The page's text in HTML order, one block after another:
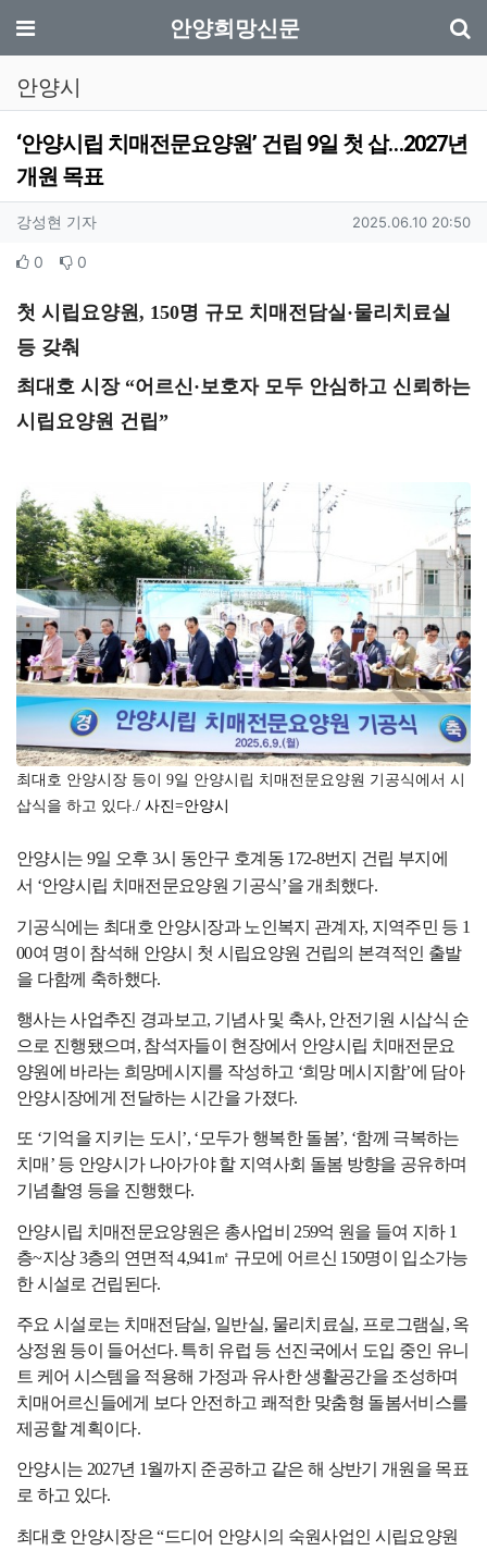
메뉴 안양희망신문
안양시
‘안양시립 치매전문요양원’ 건립 9일 첫 삽…2027년
개원 목표
작성자 정보
강성현 기자작성 작성일
2025.06.10 20:50
컨텐츠 정보
0 추천 0
본문
첫 시립요양원, 150명 규모 치매전담실·물리치료실
등 갖춰
최대호 시장 “어르신·보호자 모두 안심하고 신뢰하는
시립요양원 건립”
최대호 안양시장 등이 9일 안양시립 치매전문요양원 기공식에서 시
삽식을 하고 있다./ 사진=안양시
안양시는 9일 오후 3시 동안구 호계동 172-8번지 건립 부지에
서 ‘안양시립 치매전문요양원 기공식’을 개최했다.
기공식에는 최대호 안양시장과 노인복지 관계자, 지역주민 등 1
00여 명이 참석해 안양시 첫 시립요양원 건립의 본격적인 출발
을 다함께 축하했다.
행사는 사업추진 경과보고, 기념사 및 축사, 안전기원 시삽식 순
으로 진행됐으며 , 참석자들이 현장에서 안양시립 치매전문요
양원에 바라는 희망메시지를 작성하고 ‘희망 메시지함’에 담아
안양시장에게 전달하는 시간을 가졌다.
또 ‘기억을 지키는 도시 ’, ‘ 모두가 행복한 돌봄’, ‘함께 극복하는
치매 ’ 등 안양시가 나아가야 할 지역사회 돌봄 방향을 공유하며
기념촬영 등을 진행했다.
안양시립 치매전문요양원은 총사업비 259억 원을 들여 지하 1
층~지상3층의 연면적4,941 ㎡ 규모에 어르신 150명이 입소가능
한 시설로 건립된다.
주요 시설로는 치매전담실, 일반실, 물리치료실, 프로그램실, 옥
상정원 등이 들어선다. 특히 유럽 등 선진국에서 도입 중인 유니
트 케어 시스템을 적용해 가정과 유사한 생활공간을 조성하며
치매어르신들에게 보다 안전하고 쾌적한 맞춤형 돌봄서비스를
제공할 계획이다.
안양시는 2027년 1월까지 준공하고 같은 해 상반기 개원을 목표
로 하고 있다.
최대호 안양시장은“드디어 안양시의 숙원사업인 시립요양원